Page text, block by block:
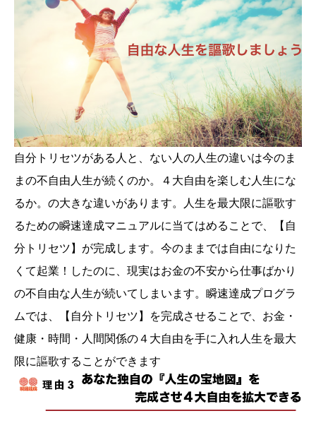
自分トリセツがある人と、ない人の人生の違いは今のま
まの不自由人生が続くのか。４大自由を楽しむ人生にな
るか。の大きな違いがあります。人生を最大限に謳歌す
るための瞬速達成マニュアルに当てはめることで、【自
分トリセツ】が完成します。今のままでは自由になりた
くて起業！したのに、現実はお金の不安から仕事ばかり
の不自由な人生が続いてしまいます。瞬速達成プログラ
ムでは、【自分トリセツ】を完成させることで、お金・
健康・時間・人間関係の４大自由を手に入れ人生を最大
限に謳歌することができます